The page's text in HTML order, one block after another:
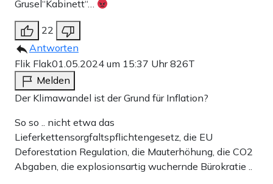
Grusel“Kabinett“…
22
Antworten
Flik Flak01.05.2024 um 15:37 Uhr826T
Melden
Der Klimawandel ist der Grund für Inflation?
So so .. nicht etwa das
Lieferkettensorgfaltspflichtengesetz, die EU
Deforestation Regulation, die Mauterhöhung, die CO2
Abgaben, die explosionsartig wuchernde Bürokratie ..